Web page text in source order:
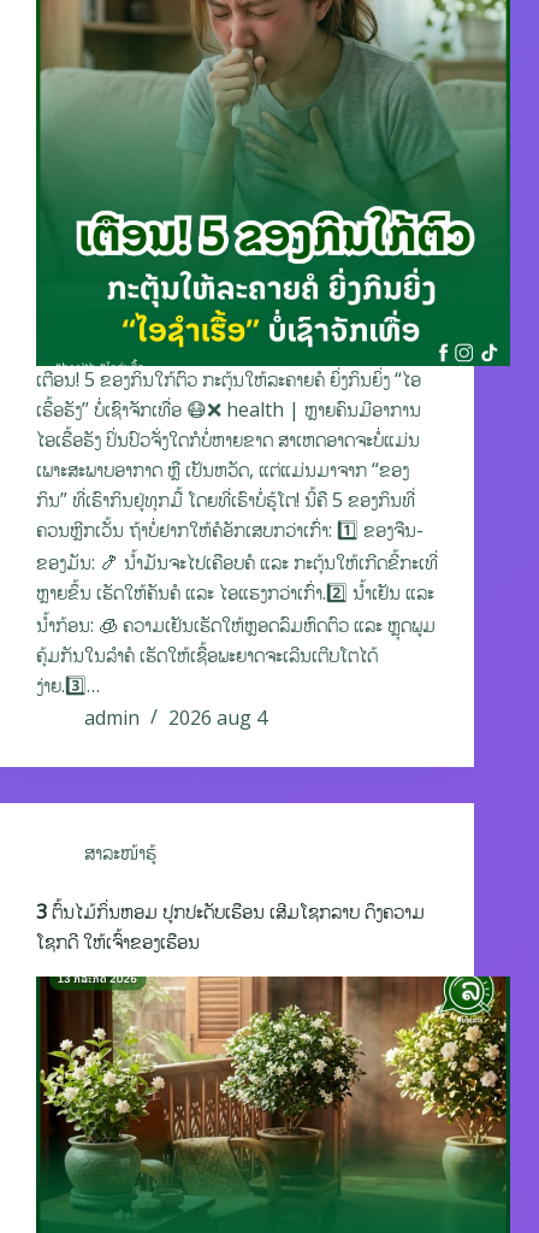
ເຕືອນ! 5 ຂອງກິນໃກ້ຕົວ ກະຕຸ້ນໃຫ້ລະຄາຍຄໍ ຍິ່ງກິນຍິ່ງ “ໄອ
ເຮື້ອຮັງ” ບໍ່ເຊົາຈັກເທື່ອ 😷❌ health | ຫຼາຍຄົນມີອາການ
ໄອເຮື້ອຮັງ ປິ່ນປົວຈັ່ງໃດກໍບໍ່ຫາຍຂາດ ສາເຫດອາດຈະບໍ່ແມ່ນ
ເພາະສະພາບອາກາດ ຫຼື ເປັນຫວັດ, ແຕ່ແມ່ນມາຈາກ “ຂອງ
ກິນ” ທີ່ເຮົາກິນຢູ່ທຸກມື້ ໂດຍທີ່ເຮົາບໍ່ຮູ້ໂຕ! ນີ້ຄື 5 ຂອງກິນທີ່
ຄວນຫຼີກເວັ້ນ ຖ້າບໍ່ຢາກໃຫ້ຄໍອັກເສບກວ່າເກົ່າ: 1️⃣ ຂອງຈືນ-
ຂອງມັນ: 🍤 ນ້ຳມັນຈະໄປເຄືອບຄໍ ແລະ ກະຕຸ້ນໃຫ້ເກີດຂີ້ກະເທີ່
ຫຼາຍຂຶ້ນ ເຮັດໃຫ້ຄັນຄໍ ແລະ ໄອແຮງກວ່າເກົ່າ.2️⃣ ນ້ຳເຢັນ ແລະ
ນ້ຳກ້ອນ: 🧊 ຄວາມເຢັນເຮັດໃຫ້ຫຼອດລົມຫົດຕົວ ແລະ ຫຼຸດພູມ
ຄຸ້ມກັນໃນລຳຄໍ ເຮັດໃຫ້ເຊື້ອພະຍາດຈະເລີນເຕີບໂຕໄດ້
ງ່າຍ.3️⃣…
admin
2026 aug 4
ສາລະໜ້າຮູ້
3 ຕົ້ນໄມ້ກິ່ນຫອມ ປູກປະດັບເຮືອນ ເສີມໂຊກລາບ ດຶງຄວາມ
ໂຊກດີ ໃຫ້ເຈົ້າຂອງເຮືອນ